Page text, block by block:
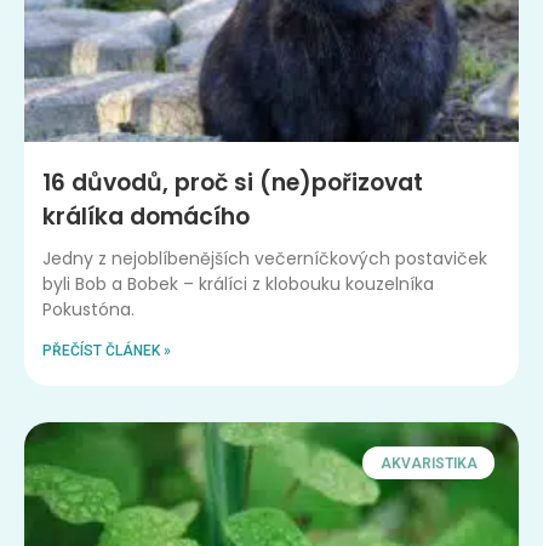
16 důvodů, proč si (ne)pořizovat
králíka domácího
Jedny z nejoblíbenějších večerníčkových postaviček
byli Bob a Bobek – králíci z klobouku kouzelníka
Pokustóna.
PŘEČÍST ČLÁNEK »
AKVARISTIKA